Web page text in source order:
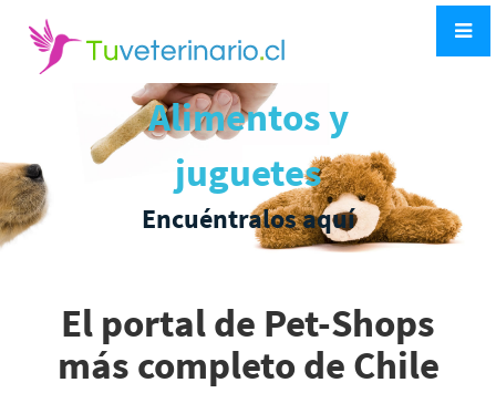
Alimentos y
juguetes
Encuéntralos aquí
El portal de Pet-Shops
más completo de Chile